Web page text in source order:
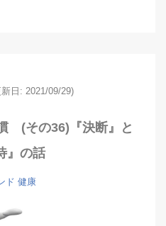
新日: 2021/09/29)
(その36)『決断』と
』の話
ド 健康